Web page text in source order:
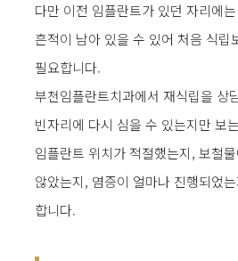
다만 이전 임플란트가 있던 자리에
흔적이 남아 있을 수 있어 처음 식립
필요합니다.
부천임플란트치과에서 재식립을 상
빈자리에 다시 심을 수 있는지만 보
임플란트 위치가 적절했는지, 보철
않았는지, 염증이 얼마나 진행되었
합니다.